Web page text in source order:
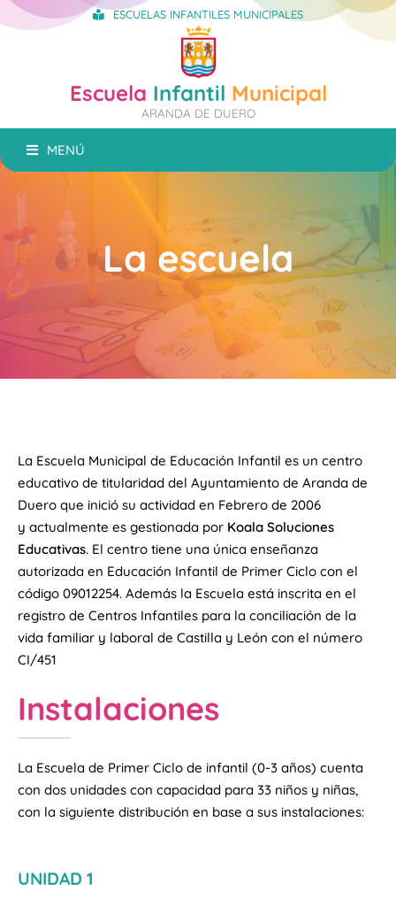
ESCUELAS INFANTILES MUNICIPALES
Escuela Infantil Municipal
ARANDA DE DUERO
MENÚ
La escuela
La Escuela Municipal de Educación Infantil es un centro
educativo de titularidad del Ayuntamiento de Aranda de
Duero que inició su actividad en Febrero de 2006
y actualmente es gestionada por Koala Soluciones
Educativas. El centro tiene una única enseñanza
autorizada en Educación Infantil de Primer Ciclo con el
código 09012254. Además la Escuela está inscrita en el
registro de Centros Infantiles para la conciliación de la
vida familiar y laboral de Castilla y León con el número
CI/451
Instalaciones
La Escuela de Primer Ciclo de infantil (0-3 años) cuenta
con dos unidades con capacidad para 33 niños y niñas,
con la siguiente distribución en base a sus instalaciones:
UNIDAD 1